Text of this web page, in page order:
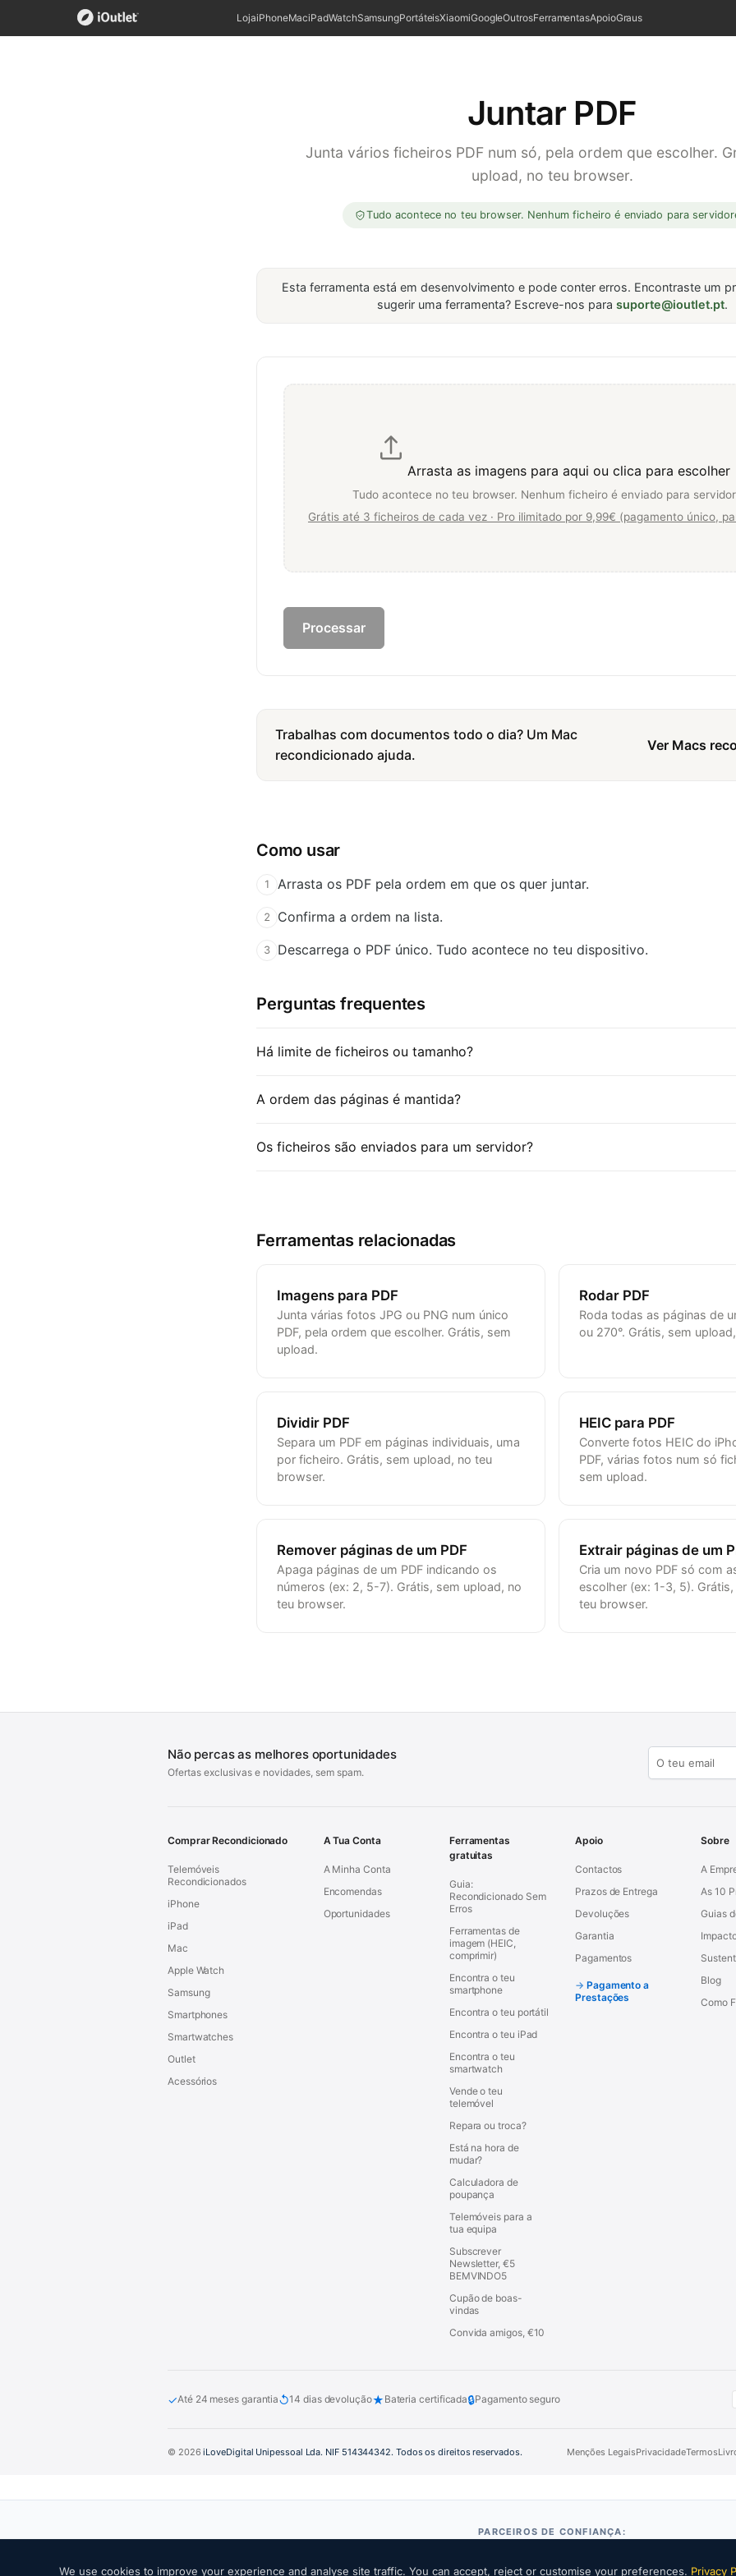
LojaiPhoneMaciPadWatchSamsungPortáteisXiaomiGoogleOutrosFerramentasApoioGraus
Juntar PDF
Junta vários ficheiros PDF num só, pela ordem que escolher.
upload, no teu browser.
Tudo acontece no teu browser. Nenhum ficheiro é enviado para
Esta ferramenta está em desenvolvimento e pode conter erros. Encontraste um
sugerir uma ferramenta? Escreve-nos para suporte@ioutlet.pt.
Arrasta as imagens para aqui ou clica para escolher
Tudo acontece no teu browser. Nenhum ficheiro é enviado para
Grátis até 3 ficheiros de cada vez · Pro ilimitado por 9,99€ (pagamento único,
Processar
Trabalhas com documentos todo o dia? Um Mac
recondicionado ajuda.
Ver Macs
Como usar
1 Arrasta os PDF pela ordem em que os quer juntar.
2 Confirma a ordem na lista.
3 Descarrega o PDF único. Tudo acontece no teu dispositivo.
Perguntas frequentes
Há limite de ficheiros ou tamanho?
A ordem das páginas é mantida?
Os ficheiros são enviados para um servidor?
Ferramentas relacionadas
Imagens para PDF
Junta várias fotos JPG ou PNG num único
PDF, pela ordem que escolher. Grátis, sem
upload.
Rodar PDF
Roda todas as páginas de
ou 270°. Grátis, sem
Dividir PDF
Separa um PDF em páginas individuais, uma
por ficheiro. Grátis, sem upload, no teu
browser.
HEIC para PDF
Converte fotos HEIC do
PDF, várias fotos num só
sem upload.
Remover páginas de um PDF
Apaga páginas de um PDF indicando os
números (ex: 2, 5-7). Grátis, sem upload, no
teu browser.
Extrair páginas de um
Cria um novo PDF só com
escolher (ex: 1-3, 5).
teu browser.
Não percas as melhores oportunidades
Ofertas exclusivas e novidades, sem spam.
Comprar Recondicionado
Telemóveis
Recondicionados
iPhone
iPad
Mac
Apple Watch
Samsung
Smartphones
Smartwatches
Outlet
Acessórios
A Tua Conta
A Minha Conta
Encomendas
Oportunidades
Ferramentas
gratuitas
Guia:
Recondicionado Sem
Erros
Ferramentas de
imagem (HEIC,
comprimir)
Encontra o teu
smartphone
Encontra o teu portátil
Encontra o teu iPad
Encontra o teu
smartwatch
Vende o teu
telemóvel
Repara ou troca?
Está na hora de
mudar?
Calculadora de
poupança
Telemóveis para a
tua equipa
Subscrever
Newsletter, €5
BEMVINDO5
Cupão de boas-
vindas
Convida amigos, €10
Apoio
Contactos
Prazos de Entrega
Devoluções
Garantia
Pagamentos
Pagamento a
Prestações
Sobre
A
As 10
Guias
Blog
Como
✓Até 24 meses garantia↺14 dias devolução★ Bateria certificada🔒Pagamento seguro
© 2026iLoveDigital Unipessoal Lda. NIF 514344342. Todos os direitos reservados. Menções LegaisPrivacidadeTermos
We use cookies to improve your experience and analyse site traffic. You can accept, reject or customise your preferences. Privacy
PARCEIROS DE CONFIANÇA: